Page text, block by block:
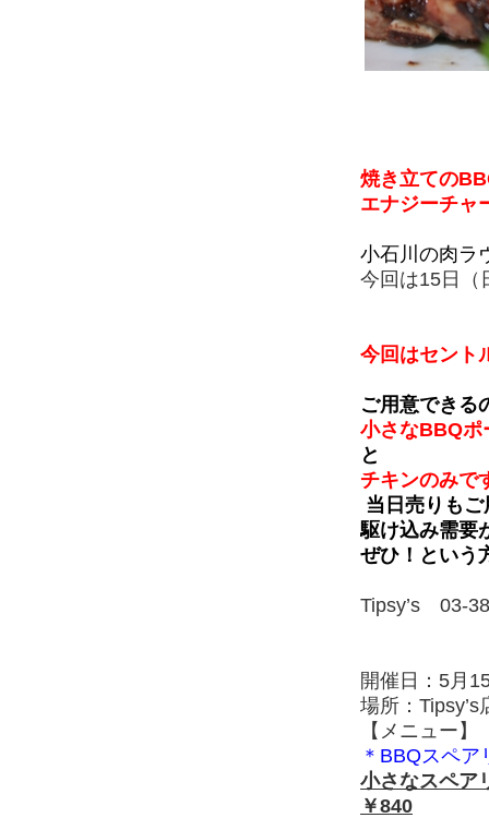
焼き立ての
エナジーチャ
小石川の肉ラ
今回は15日（
今回はセント
ご用意できる
小さなBBQポ
と
チキンのみで
当日売りも
駆け込み需要
ぜひ！という
Tipsy’s 03-
開催日：5月
場所：
【メニュー】
＊BBQスペア
小さなスペア
￥840